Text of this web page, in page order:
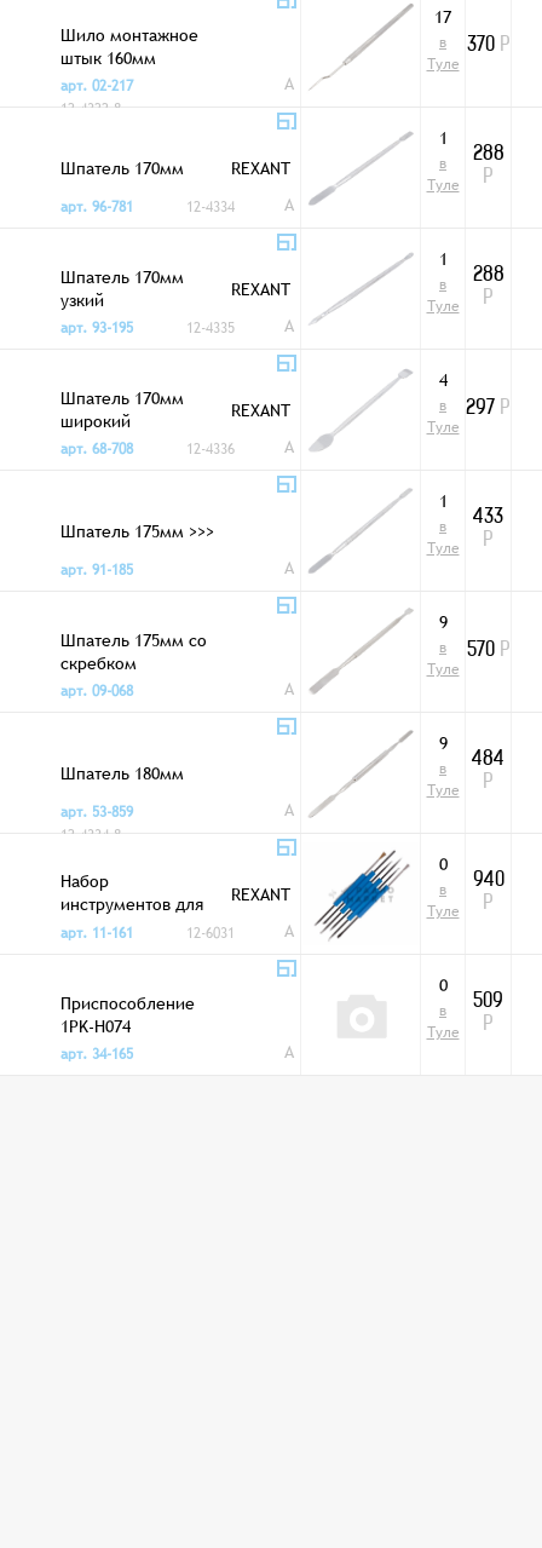
Шило монтажное
штык 160мм
арт. 02-217
12-4322-8
A
17
в
Туле
370 Р
Шпатель 170мм
REXANT
арт. 96-781
12-4334 A
1
в
Туле
288
Р
Шпатель 170мм
узкий
REXANT
арт. 93-195
12-4335 A
1
в
Туле
288
Р
Шпатель 170мм
широкий
REXANT
арт. 68-708
12-4336 A
4
в
Туле
297 Р
Шпатель 175мм >>>
арт. 91-185
A
1
в
Туле
433
Р
Шпатель 175мм со
скребком
арт. 09-068
A
9
в
Туле
570 Р
Шпатель 180мм
арт. 53-859
12-4334-8
A
9
в
Туле
484
Р
Набор
инструментов для
пайки ZD-151
REXANT
арт. 11-161
12-6031 A
0
в
Туле
940
Р
Приспособление
1PK-H074
арт. 34-165
A
0
в
Туле
509
Р